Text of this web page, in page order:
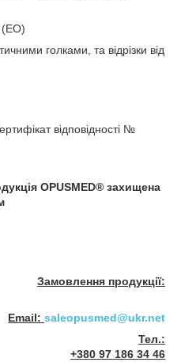
(ЕО)
голками, та відрізки від
відповідності №
OPUSMED® захищена
Замовлення продукції:
Email: saleopusmed@ukr.net
Тел.:
+380 97 186 34 46